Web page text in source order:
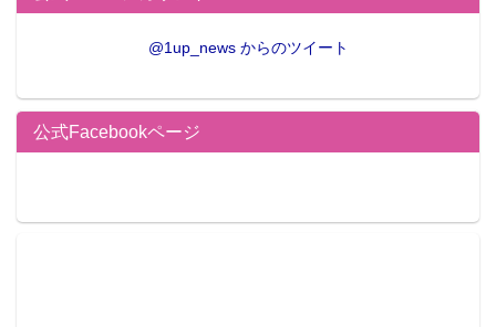
@1up_news からのツイート
公式Facebookページ